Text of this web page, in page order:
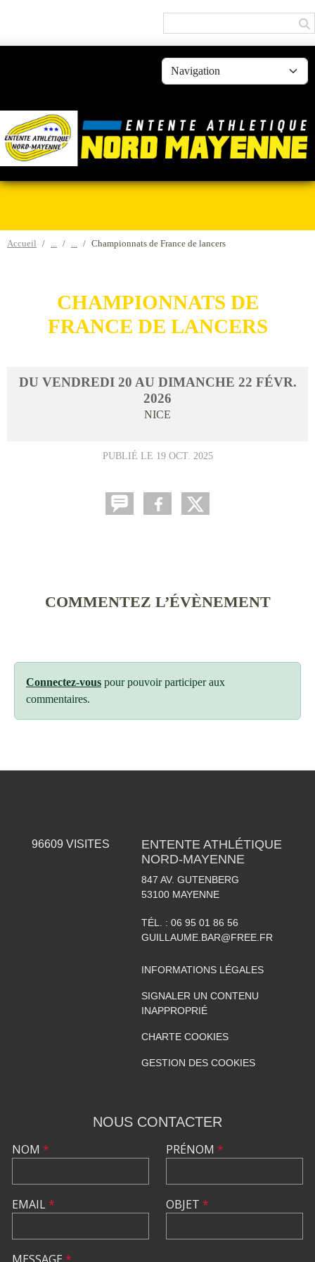
Accueil Championnats de France de lancers
CHAMPIONNATS DE
FRANCE DE LANCERS
DU VENDREDI 20 AU DIMANCHE 22 FÉVR.
2026
NICE
PUBLIÉ LE 19 OCT. 2025
COMMENTEZ L’ÉVÈNEMENT
Connectez-vous pour pouvoir participer aux
commentaires.
96609 VISITES
ENTENTE ATHLÉTIQUE
NORD-MAYENNE
847 AV. GUTENBERG
53100 MAYENNE
TÉL. : 06 95 01 86 56
GUILLAUME.BAR@FREE.FR
INFORMATIONS LÉGALES
SIGNALER UN CONTENU
INAPPROPRIÉ
CHARTE COOKIES
GESTION DES COOKIES
NOUS CONTACTER
NOM *
EMAIL*
PRÉNOM *
OBJET *
MESSAGE *